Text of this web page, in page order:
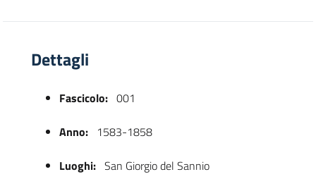
Dettagli
Fascicolo: 001
Anno: 1583-1858
Luoghi: San Giorgio del Sannio